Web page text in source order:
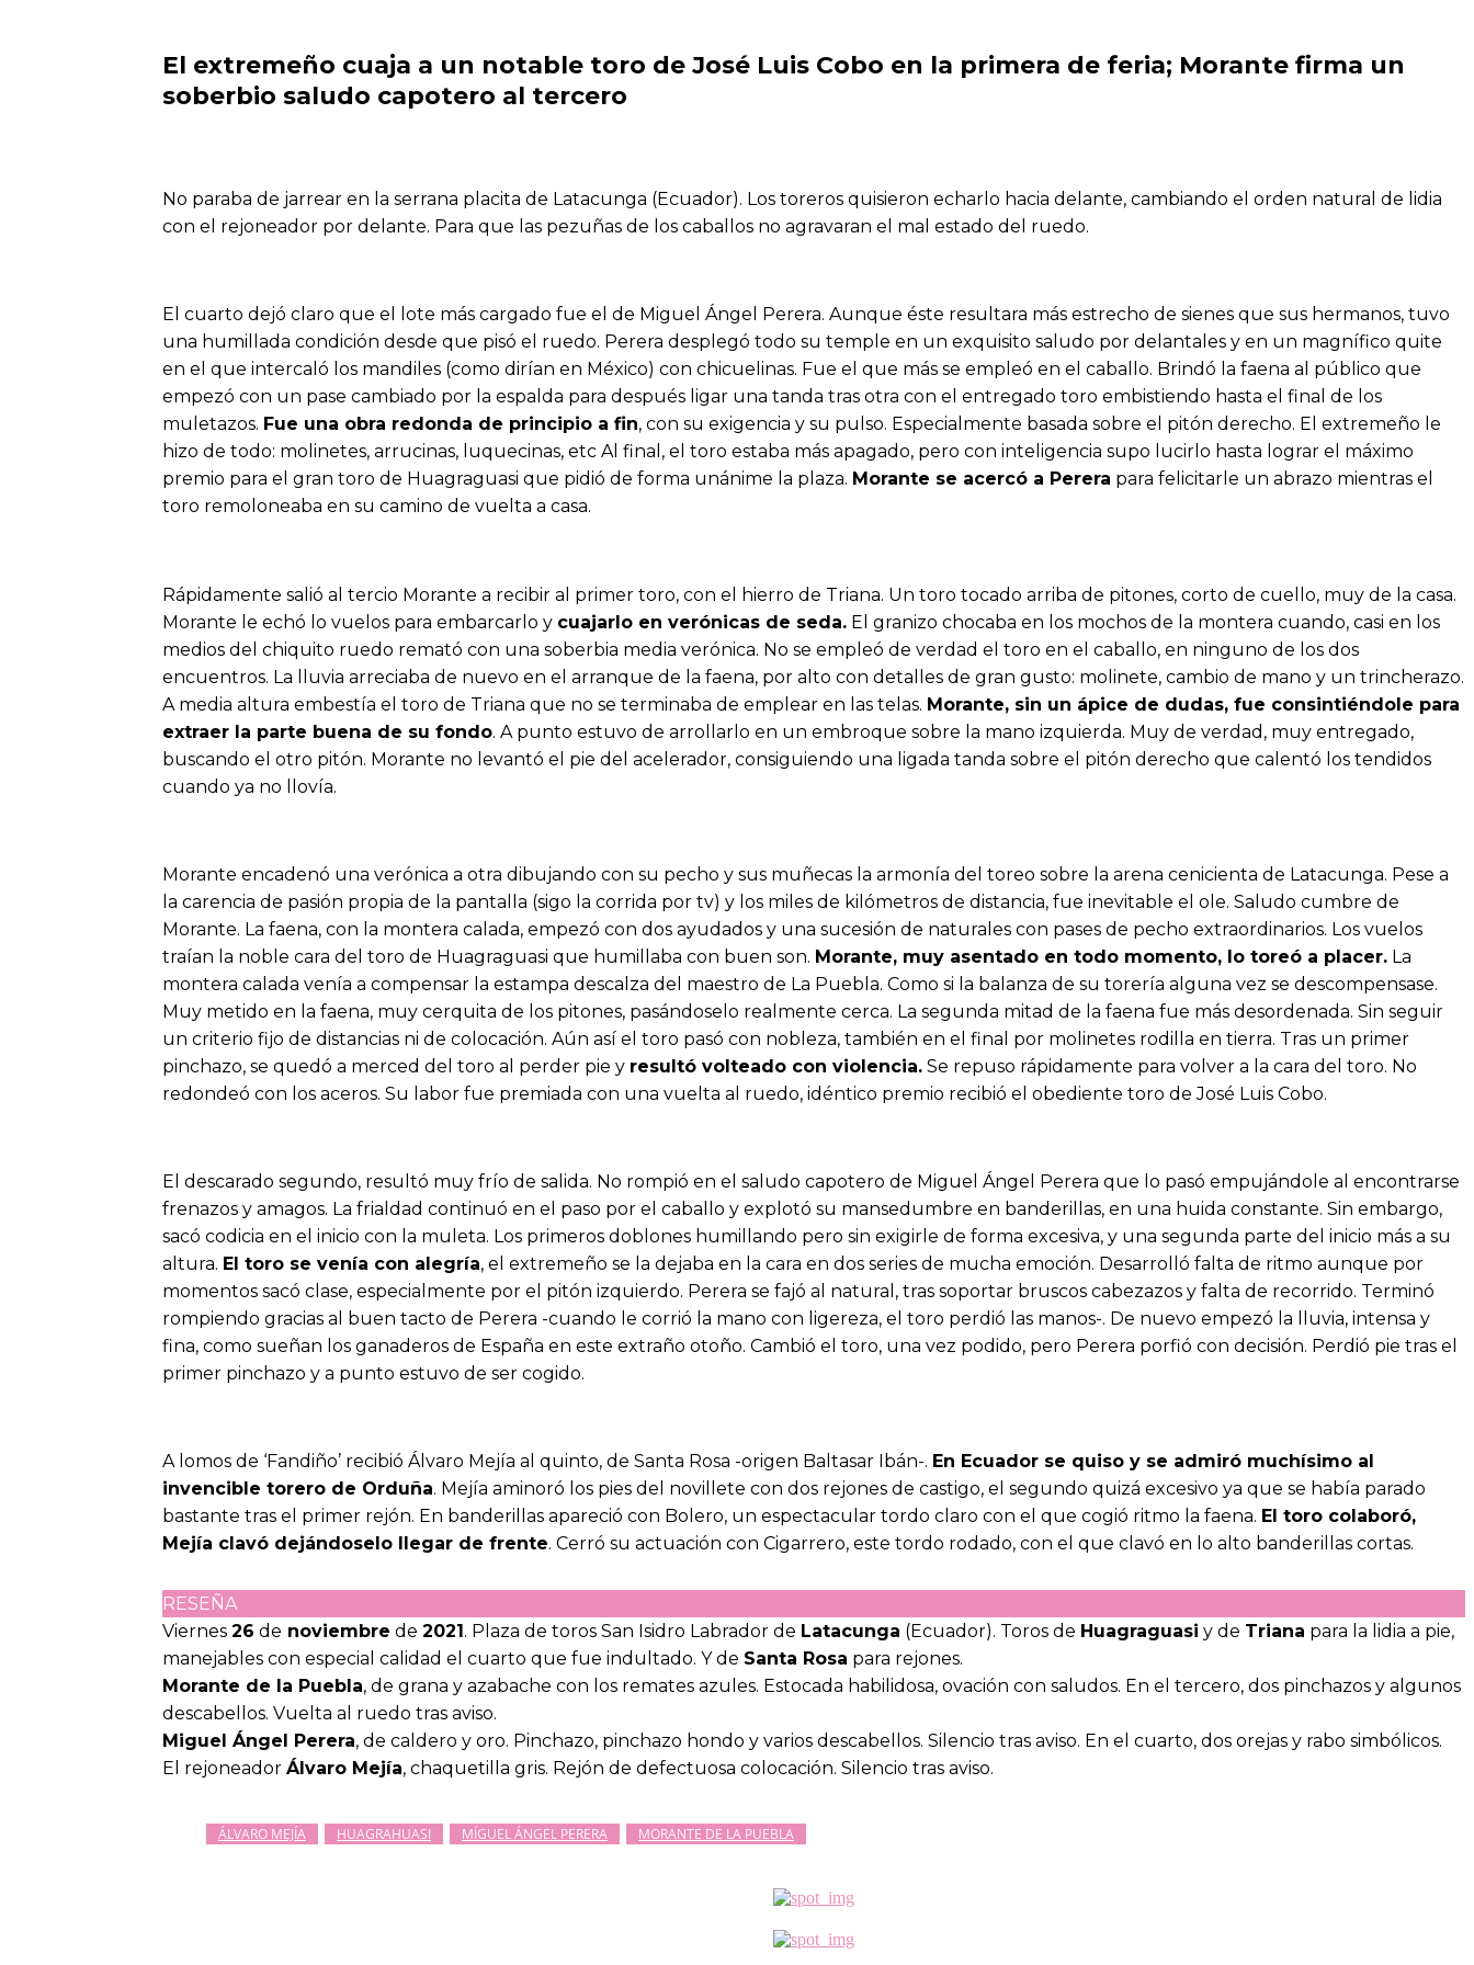
El extremeño cuaja a un notable toro de José Luis Cobo en la primera de feria; Morante firma un
soberbio saludo capotero al tercero
No paraba de jarrear en la serrana placita de Latacunga (Ecuador). Los toreros quisieron echarlo hacia delante, cambiando el orden natural de lidia
con el rejoneador por delante. Para que las pezuñas de los caballos no agravaran el mal estado del ruedo.
El cuarto dejó claro que el lote más cargado fue el de Miguel Ángel Perera. Aunque éste resultara más estrecho de sienes que sus hermanos, tuvo
una humillada condición desde que pisó el ruedo. Perera desplegó todo su temple en un exquisito saludo por delantales y en un magnífico quite
en el que intercaló los mandiles (como dirían en México) con chicuelinas. Fue el que más se empleó en el caballo. Brindó la faena al público que
empezó con un pase cambiado por la espalda para después ligar una tanda tras otra con el entregado toro embistiendo hasta el final de los
muletazos. Fue una obra redonda de principio a fin, con su exigencia y su pulso. Especialmente basada sobre el pitón derecho. El extremeño le
hizo de todo: molinetes, arrucinas, luquecinas, etc Al final, el toro estaba más apagado, pero con inteligencia supo lucirlo hasta lograr el máximo
premio para el gran toro de Huagraguasi que pidió de forma unánime la plaza. Morante se acercó a Perera para felicitarle un abrazo mientras el
toro remoloneaba en su camino de vuelta a casa.
Rápidamente salió al tercio Morante a recibir al primer toro, con el hierro de Triana. Un toro tocado arriba de pitones, corto de cuello, muy de la casa.
Morante le echó lo vuelos para embarcarlo y cuajarlo en verónicas de seda. El granizo chocaba en los mochos de la montera cuando, casi en los
medios del chiquito ruedo remató con una soberbia media verónica. No se empleó de verdad el toro en el caballo, en ninguno de los dos
encuentros. La lluvia arreciaba de nuevo en el arranque de la faena, por alto con detalles de gran gusto: molinete, cambio de mano y un trincherazo.
A media altura embestía el toro de Triana que no se terminaba de emplear en las telas. Morante, sin un ápice de dudas, fue consintiéndole para
extraer la parte buena de su fondo. A punto estuvo de arrollarlo en un embroque sobre la mano izquierda. Muy de verdad, muy entregado,
buscando el otro pitón. Morante no levantó el pie del acelerador, consiguiendo una ligada tanda sobre el pitón derecho que calentó los tendidos
cuando ya no llovía.
Morante encadenó una verónica a otra dibujando con su pecho y sus muñecas la armonía del toreo sobre la arena cenicienta de Latacunga. Pese a
la carencia de pasión propia de la pantalla (sigo la corrida por tv) y los miles de kilómetros de distancia, fue inevitable el ole. Saludo cumbre de
Morante. La faena, con la montera calada, empezó con dos ayudados y una sucesión de naturales con pases de pecho extraordinarios. Los vuelos
traían la noble cara del toro de Huagraguasi que humillaba con buen son. Morante, muy asentado en todo momento, lo toreó a placer. La
montera calada venía a compensar la estampa descalza del maestro de La Puebla. Como si la balanza de su torería alguna vez se descompensase.
Muy metido en la faena, muy cerquita de los pitones, pasándoselo realmente cerca. La segunda mitad de la faena fue más desordenada. Sin seguir
un criterio fijo de distancias ni de colocación. Aún así el toro pasó con nobleza, también en el final por molinetes rodilla en tierra. Tras un primer
pinchazo, se quedó a merced del toro al perder pie y resultó volteado con violencia. Se repuso rápidamente para volver a la cara del toro. No
redondeó con los aceros. Su labor fue premiada con una vuelta al ruedo, idéntico premio recibió el obediente toro de José Luis Cobo.
El descarado segundo, resultó muy frío de salida. No rompió en el saludo capotero de Miguel Ángel Perera que lo pasó empujándole al encontrarse
frenazos y amagos. La frialdad continuó en el paso por el caballo y explotó su mansedumbre en banderillas, en una huida constante. Sin embargo,
sacó codicia en el inicio con la muleta. Los primeros doblones humillando pero sin exigirle de forma excesiva, y una segunda parte del inicio más a su
altura. El toro se venía con alegría, el extremeño se la dejaba en la cara en dos series de mucha emoción. Desarrolló falta de ritmo aunque por
momentos sacó clase, especialmente por el pitón izquierdo. Perera se fajó al natural, tras soportar bruscos cabezazos y falta de recorrido. Terminó
rompiendo gracias al buen tacto de Perera -cuando le corrió la mano con ligereza, el toro perdió las manos-. De nuevo empezó la lluvia, intensa y
fina, como sueñan los ganaderos de España en este extraño otoño. Cambió el toro, una vez podido, pero Perera porfió con decisión. Perdió pie tras el
primer pinchazo y a punto estuvo de ser cogido.
A lomos de ‘Fandiño’ recibió Álvaro Mejía al quinto, de Santa Rosa -origen Baltasar Ibán-. En Ecuador se quiso y se admiró muchísimo al
invencible torero de Orduña. Mejía aminoró los pies del novillete con dos rejones de castigo, el segundo quizá excesivo ya que se había parado
bastante tras el primer rejón. En banderillas apareció con Bolero, un espectacular tordo claro con el que cogió ritmo la faena. El toro colaboró,
Mejía clavó dejándoselo llegar de frente. Cerró su actuación con Cigarrero, este tordo rodado, con el que clavó en lo alto banderillas cortas.
RESEÑA
Viernes 26 de noviembre de 2021. Plaza de toros San Isidro Labrador de Latacunga (Ecuador). Toros de Huagraguasi y de Triana para la lidia a pie,
manejables con especial calidad el cuarto que fue indultado. Y de Santa Rosa para rejones.
Morante de la Puebla, de grana y azabache con los remates azules. Estocada habilidosa, ovación con saludos. En el tercero, dos pinchazos y algunos
descabellos. Vuelta al ruedo tras aviso.
Miguel Ángel Perera, de caldero y oro. Pinchazo, pinchazo hondo y varios descabellos. Silencio tras aviso. En el cuarto, dos orejas y rabo simbólicos.
El rejoneador Álvaro Mejía, chaquetilla gris. Rejón de defectuosa colocación. Silencio tras aviso.
ÁLVARO MEJÍA HUAGRAHUASI MÍGUEL ÁNGEL PERERA MORANTE DE LA PUEBLA